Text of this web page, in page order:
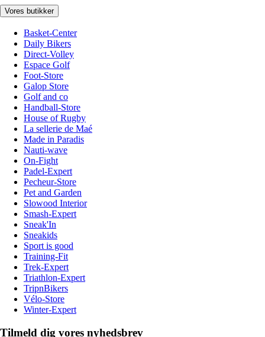
Vores butikker
Basket-Center
Daily Bikers
Direct-Volley
Espace Golf
Foot-Store
Galop Store
Golf and co
Handball-Store
House of Rugby
La sellerie de Maé
Made in Paradis
Nauti-wave
On-Fight
Padel-Expert
Pecheur-Store
Pet and Garden
Slowood Interior
Smash-Expert
Sneak'In
Sneakids
Sport is good
Training-Fit
Trek-Expert
Triathlon-Expert
TripnBikers
Vélo-Store
Winter-Expert
Tilmeld dig vores nyhedsbrev